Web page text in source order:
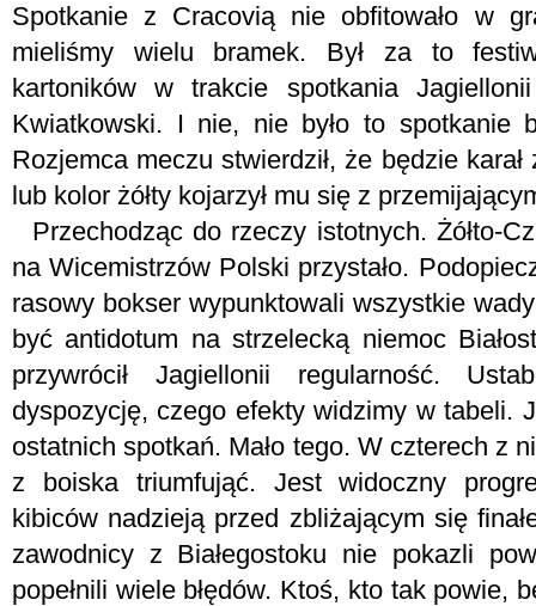
Spotkanie z Cracovią nie obfitowało w
mieliśmy wielu bramek. Był za to
kartoników w trakcie spotkania
Kwiatkowski. I nie, nie było to spotkanie
Rozjemca meczu stwierdził, że będzie
lub kolor żółty kojarzył mu się z
Przechodząc do rzeczy istotnych. Żółto-
na Wicemistrzów Polski przystało.
rasowy bokser wypunktowali wszystkie
być antidotum na strzelecką niemoc
przywrócił Jagiellonii regularność.
dyspozycję, czego efekty widzimy w tabeli.
ostatnich spotkań. Mało tego. W czterech z
z boiska triumfująć. Jest widoczny
kibiców nadzieją przed zbliżającym się
zawodnicy z Białegostoku nie pokazli
popełnili wiele błędów. Ktoś, kto tak powie,